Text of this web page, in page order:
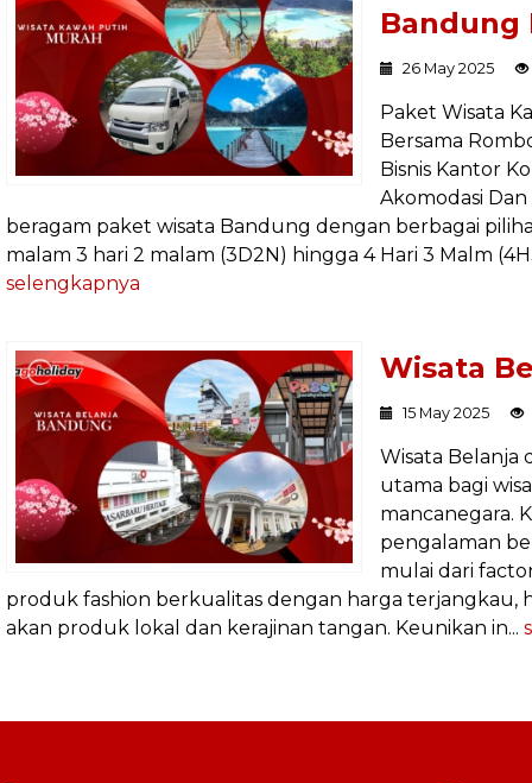
Bandung
26 May 2025
Paket Wisata
Bersama
Bisnis Kantor
Akomodasi
beragam paket wisata Bandung dengan berbagai
malam 3 hari 2 malam (3D2N) hingga 4 Hari 3 Malm
selengkapnya
Wisata
15 May 2025
Wisata Belanja
utama bagi
mancanegara.
pengalaman
mulai dari
produk fashion berkualitas dengan harga terjangkau,
akan produk lokal dan kerajinan tangan. Keunikan in...